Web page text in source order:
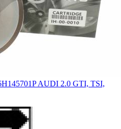
AUDI 2.0 GTI, TSI,